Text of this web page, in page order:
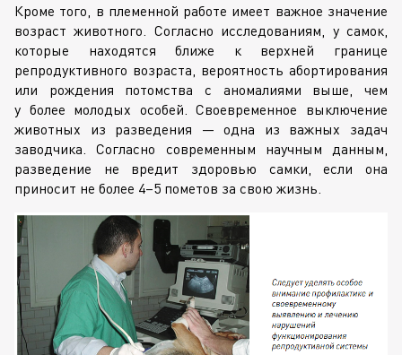
Кроме того, в племенной работе имеет важное значение
возраст животного. Согласно исследованиям, у самок,
которые находятся ближе к верхней границе
репродуктивного возраста, вероятность абортирования
или рождения потомства с аномалиями выше, чем
у более молодых особей. Своевременное выключение
животных из разведения — одна из важных задач
заводчика. Согласно современным научным данным,
разведение не вредит здоровью самки, если она
приносит не более 4–5 пометов за свою жизнь.